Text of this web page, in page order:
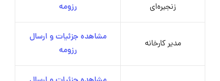
زنجیره‌ای
رزومه
مدیر کارخانه
مشاهده جزئیات و ارسال
رزومه